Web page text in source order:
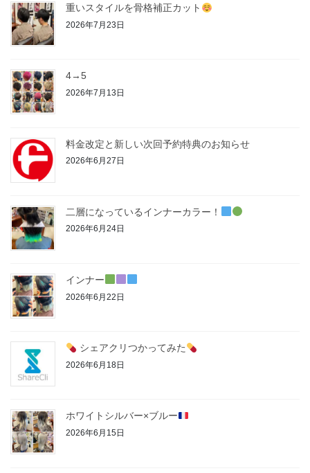
重いスタイルを骨格補正カット
2026年7月23日
4→5
2026年7月13日
料金改定と新しい次回予約特典のお知らせ
2026年6月27日
二層になっているインナーカラー！
2026年6月24日
インナー
2026年6月22日
シェアクリつかってみた
2026年6月18日
ホワイトシルバー×ブルー
2026年6月15日